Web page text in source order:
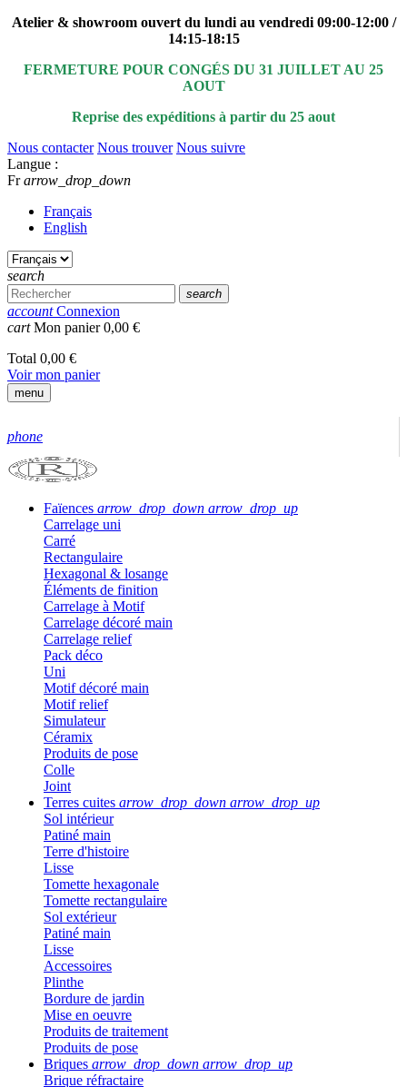
Atelier & showroom ouvert du lundi au vendredi 09:00-12:00 /
14:15-18:15
FERMETURE POUR CONGÉS DU 31 JUILLET AU 25
AOUT
Reprise des expéditions à partir du 25 aout
Nous contacter Nous trouver Nous suivre
Langue :
Fr arrow_drop_down
Français
English
search
search
account Connexion
cart Mon panier0,00 €
Total 0,00 €
Voir mon panier
menu
phone
Faïences arrow_drop_down arrow_drop_up
Carrelage uni
Carré
Rectangulaire
Hexagonal & losange
Éléments de finition
Carrelage à Motif
Carrelage décoré main
Carrelage relief
Pack déco
Uni
Motif décoré main
Motif relief
Simulateur
Céramix
Produits de pose
Colle
Joint
Terres cuites arrow_drop_down arrow_drop_up
Sol intérieur
Patiné main
Terre d'histoire
Lisse
Tomette hexagonale
Tomette rectangulaire
Sol extérieur
Patiné main
Lisse
Accessoires
Plinthe
Bordure de jardin
Mise en oeuvre
Produits de traitement
Produits de pose
Briques arrow_drop_down arrow_drop_up
Brique réfractaire